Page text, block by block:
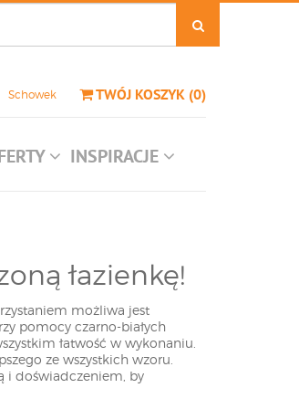
Schowek TWÓJ KOSZYK (0)
INSPIRACJE
łazienkę!
możliwa jest
pomocy czarno-białych
łatwość w wykonaniu.
ze wszystkich wzoru.
i doświadczeniem, by